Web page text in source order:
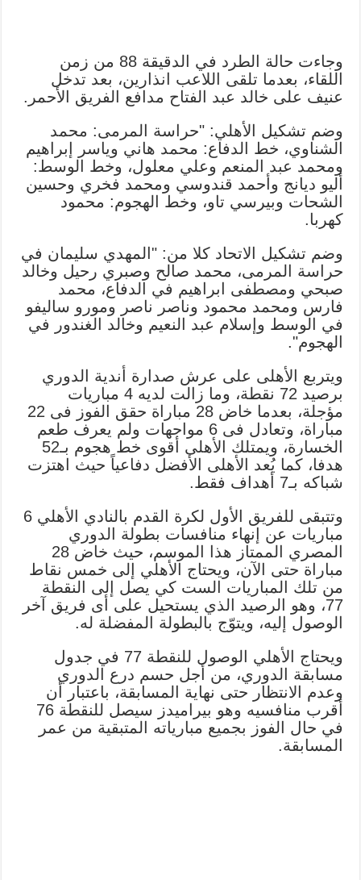
وجاءت حالة الطرد في الدقيقة 88 من زمن
اللقاء، بعدما تلقى اللاعب انذارين، بعد تدخل
عنيف على خالد عبد الفتاح مدافع الفريق الأحمر.
وضم تشكيل الأهلي: "حراسة المرمى: محمد
الشناوي، خط الدفاع: محمد هاني وياسر إبراهيم
ومحمد عبد المنعم وعلي معلول، وخط الوسط:
أليو ديانج وأحمد قندوسي ومحمد فخري وحسين
الشحات وبيرسي تاو، وخط الهجوم: محمود
كهربا.
وضم تشكيل الاتحاد كلا من: "المهدي سليمان في
حراسة المرمى، محمد صالح وصبري رحيل وخالد
صبحي ومصطفى ابراهيم في الدفاع، محمد
فارس ومحمد محمود وناصر ناصر ومورو ساليفو
في الوسط وإسلام عبد النعيم وخالد الغندور في
الهجوم".
ويتربع الأهلى على عرش صدارة أندية الدوري
برصيد 72 نقطة، وما زالت لديه 4 مباريات
مؤجلة، بعدما خاض 28 مباراة حقق الفوز فى 22
مباراة، وتعادل فى 6 مواجهات ولم يعرف طعم
الخسارة، ويمتلك الأهلى أقوى خط هجوم بـ52
هدفا، كما يُعد الأهلى الأفضل دفاعياً حيث اهتزت
شباكه بـ7 أهداف فقط.
وتتبقى للفريق الأول لكرة القدم بالنادي الأهلي 6
مباريات عن إنهاء منافسات بطولة الدوري
المصري الممتاز هذا الموسم، حيث خاض 28
مباراة حتى الآن، ويحتاج الأهلي إلى خمس نقاط
من تلك المباريات الست كي يصل إلى النقطة
77، وهو الرصيد الذي يستحيل على أى فريق آخر
الوصول إليه، ويتوّج بالبطولة المفضلة له.
ويحتاج الأهلي الوصول للنقطة 77 في جدول
مسابقة الدوري، من أجل حسم درع الدوري
وعدم الانتظار حتى نهاية المسابقة، باعتبار أن
أقرب منافسيه وهو بيراميدز سيصل للنقطة 76
في حال الفوز بجميع مبارياته المتبقية من عمر
المسابقة.